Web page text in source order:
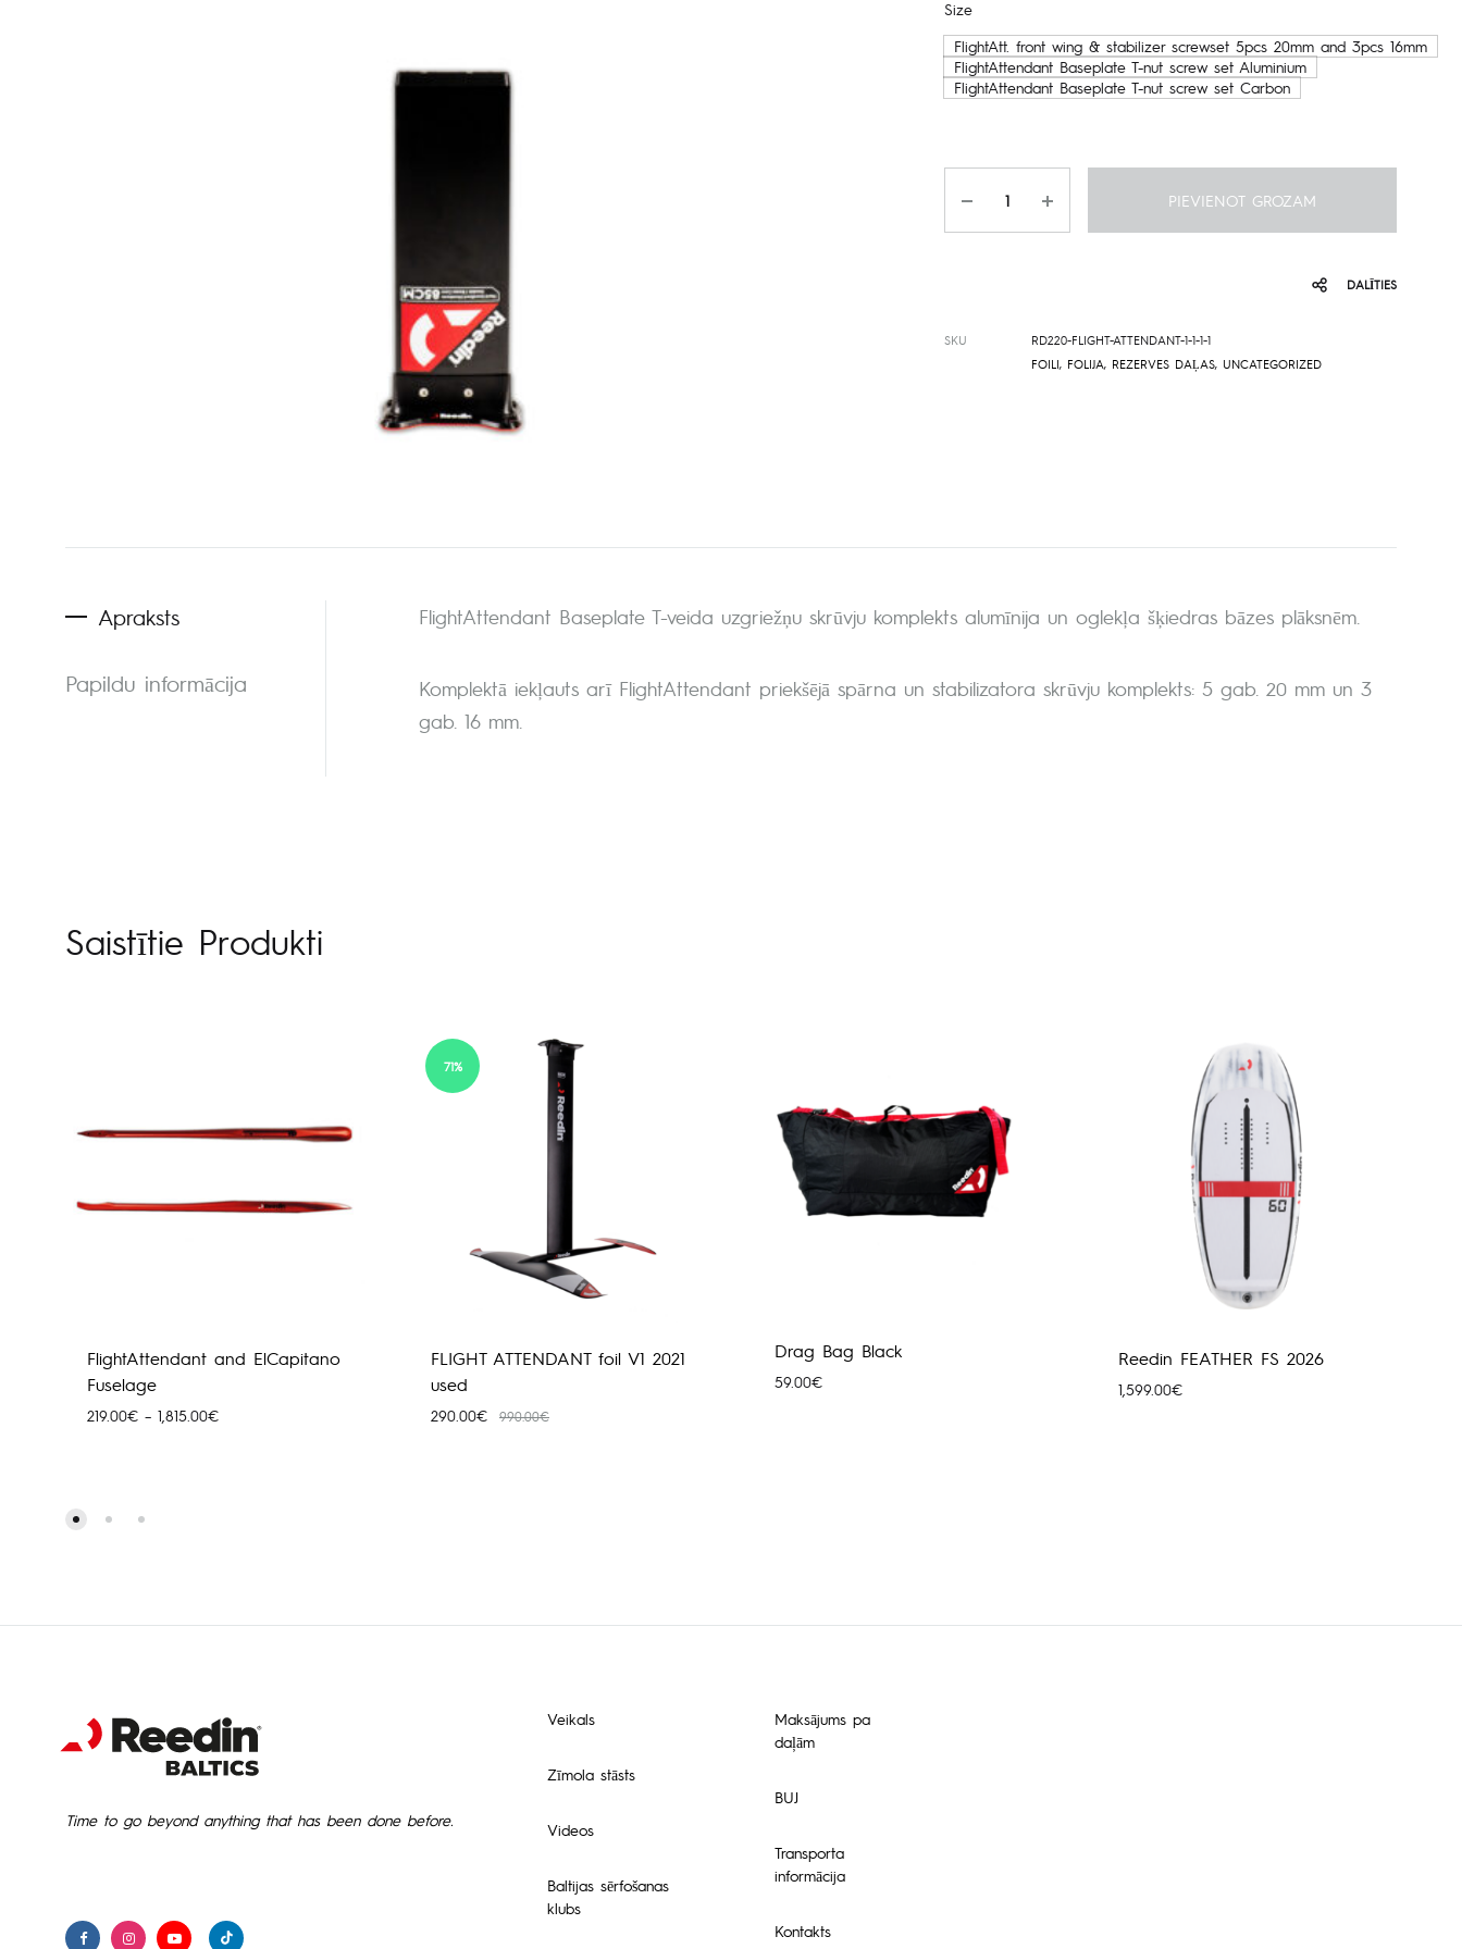
29.95€
through
Size
FlightAtt. front wing & stabilizer screwset 5pcs 20mm and 3pcs 16mm
FlightAttendant Baseplate T-nut screw set Aluminium
FlightAttendant Baseplate T-nut screw set Carbon
PIEVIENOT GROZAM
DALĪTIES
SKU
RD220-FLIGHT-ATTENDANT-1-1-1-1
FOILI, FOLIJA, REZERVES DAĻAS, UNCATEGORIZED
Apraksts
Papildu informācija
FlightAttendant Baseplate T-veida uzgriežņu skrūvju komplekts alumīnija un oglekļa šķiedras bāzes plāksnēm.
Komplektā iekļauts arī FlightAttendant priekšējā spārna un stabilizatora skrūvju komplekts: 5 gab. 20 mm un 3
gab. 16 mm.
Saistītie Produkti
FlightAttendant and ElCapitano
Fuselage
219.00€ – 1,815.00€Price
71%
FLIGHT ATTENDANT foil V1 2021
used
290.00€ 990.00€
Drag Bag Black
59.00€
Reedin FEATHER FS 2026
1,599.00€
Time to go beyond anything that has been done before.
Veikals
Zīmola stāsts
Videos
Baltijas sērfošanas
klubs
Maksājums pa
daļām
BUJ
Transporta
informācija
Kontakts